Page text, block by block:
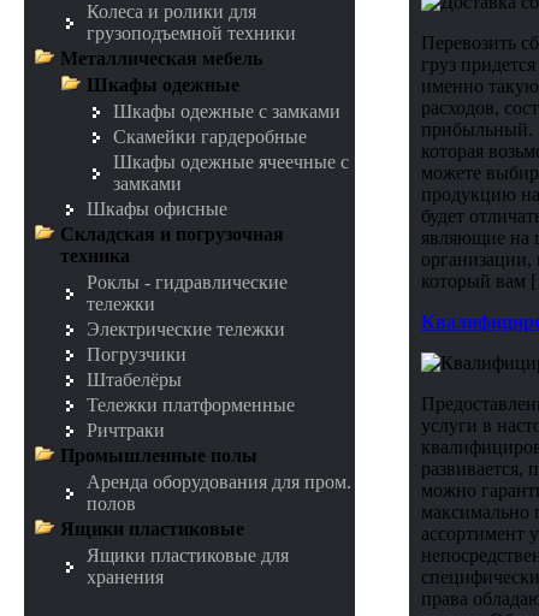
Колеса и ролики для
грузоподъемной техники
Металлическая мебель
Шкафы одежные
Шкафы одежные с замками
Скамейки гардеробные
Шкафы одежные ячеечные с
замками
Шкафы офисные
Складская и погрузочная
техника
Роклы - гидравлические
тележки
Электрические тележки
Погрузчики
Штабелёры
Тележки платформенные
Ричтраки
Промышленные полы
Аренда оборудования для пром.
полов
Ящики пластиковые
Ящики пластиковые для
хранения
Перевозить
груз
именно
расходов,
прибыльный.
которая
можете
продукцию
будет
являющие на
который вам
услуги в
развивается,
можно
максимально
ассортимент
права